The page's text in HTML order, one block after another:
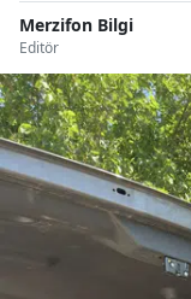
Merzifon Bilgi
Editör